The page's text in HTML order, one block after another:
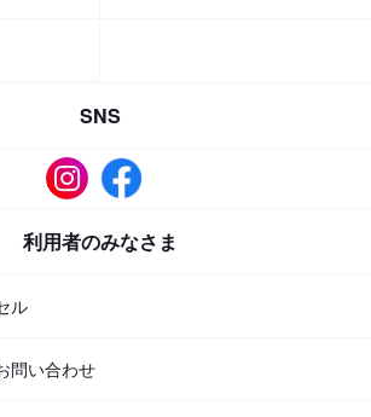
SNS
利用者のみなさま
ル
問い合わせ